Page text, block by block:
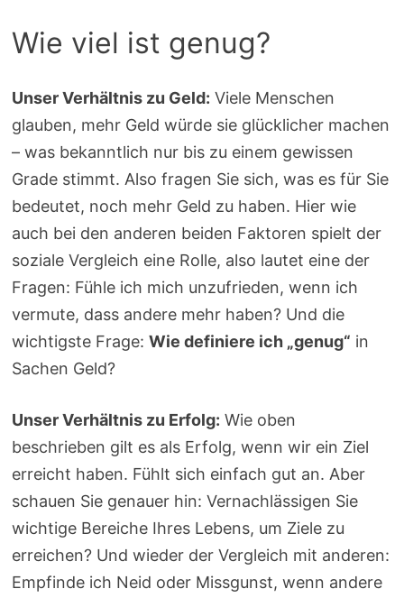
Wie viel ist genug?
Unser Verhältnis zu Geld: Viele Menschen
glauben, mehr Geld würde sie glücklicher machen
– was bekanntlich nur bis zu einem gewissen
Grade stimmt. Also fragen Sie sich, was es für Sie
bedeutet, noch mehr Geld zu haben. Hier wie
auch bei den anderen beiden Faktoren spielt der
soziale Vergleich eine Rolle, also lautet eine der
Fragen: Fühle ich mich unzufrieden, wenn ich
vermute, dass andere mehr haben? Und die
wichtigste Frage:Wie definiere ich „genug“ in
Sachen Geld?
Unser Verhältnis zu Erfolg: Wie oben
beschrieben gilt es als Erfolg, wenn wir ein Ziel
erreicht haben. Fühlt sich einfach gut an. Aber
schauen Sie genauer hin: Vernachlässigen Sie
wichtige Bereiche Ihres Lebens, um Ziele zu
erreichen? Und wieder der Vergleich mit anderen:
Empfinde ich Neid oder Missgunst, wenn andere